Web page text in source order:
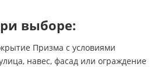
выборе:
Призма с условиями
навес, фасад или ограждение